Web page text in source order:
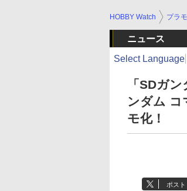
HOBBY Watch プラ
ニュース
Select Language
「SDガ
ンダム コ
モ化！
ポスト